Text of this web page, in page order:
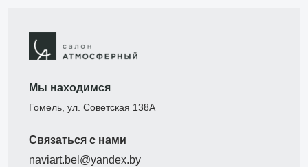
Мы находимся
Гомель, ул. Советская 138А
Связаться с нами
naviart.bel@yandex.by